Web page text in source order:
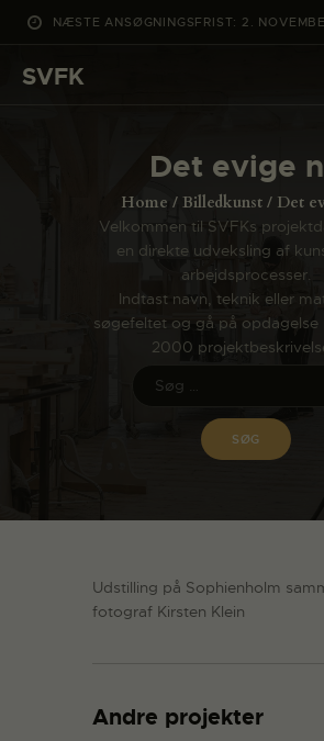
NÆSTE ANSØGNINGSFRIST: 2.
SVFK
Det evige
Home Billedkunst Det
Velkommen til SVFKs
en direkte udveksling af
arbejdsprocesser.
Indtast navn, teknik eller
søgefeltet og gå på opdagelse
2000
DET SKER
CHANNEL
ANSØG
OM SVFK
ENGLISH
Udstilling på Sophienholm
fotograf Kirsten Klein
Andre projekter